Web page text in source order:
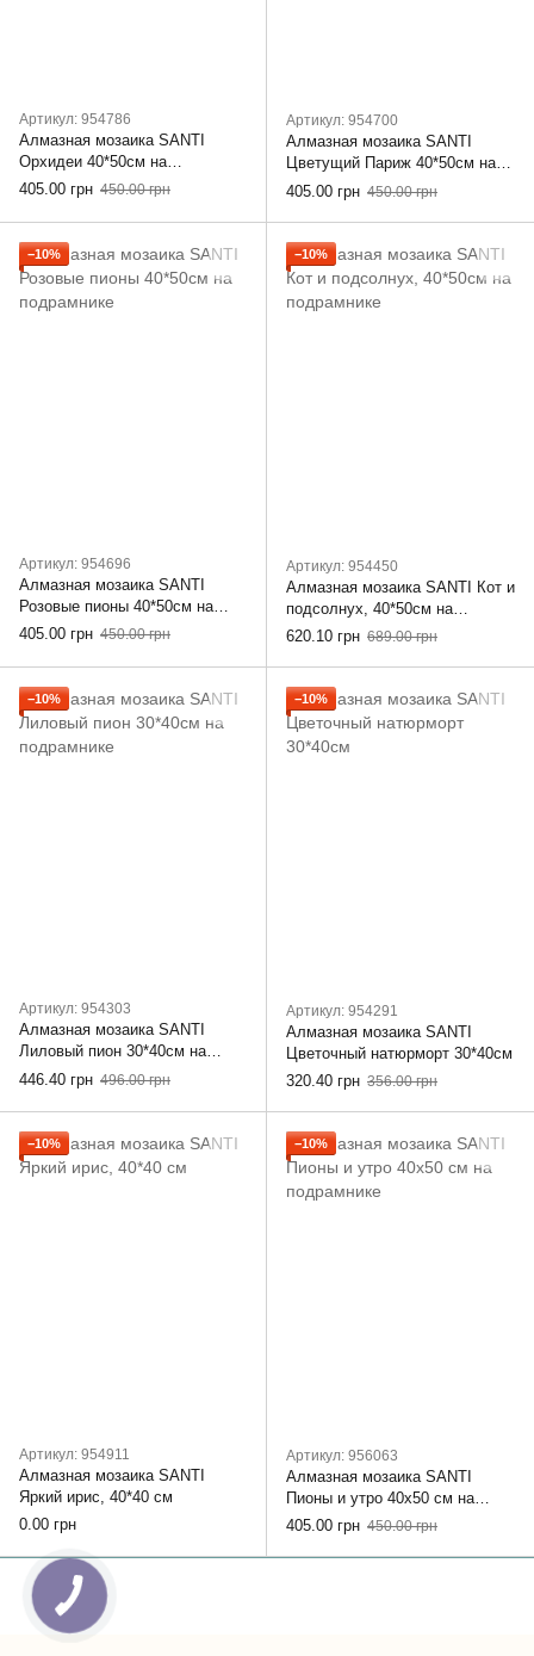
Артикул: 954786
Алмазная мозаика SANTI
Орхидеи 40*50см на
подрамнике
405.00 грн 450.00 грн
Артикул: 954700
Алмазная мозаика SANTI
Цветущий Париж 40*50см на
подрамнике
405.00 грн 450.00 грн
−10%
Артикул: 954696
Алмазная мозаика SANTI
Розовые пионы 40*50см на
подрамнике
405.00 грн 450.00 грн
−10%
Артикул: 954450
Алмазная мозаика SANTI Кот и
подсолнух, 40*50см на
подрамнике
620.10 грн 689.00 грн
−10%
Артикул: 954303
Алмазная мозаика SANTI
Лиловый пион 30*40см на
подрамнике
446.40 грн 496.00 грн
−10%
Артикул: 954291
Алмазная мозаика SANTI
Цветочный натюрморт 30*40см
320.40 грн 356.00 грн
−10%
Артикул: 954911
Алмазная мозаика SANTI
Яркий ирис, 40*40 см
0.00 грн
−10%
Артикул: 956063
Алмазная мозаика SANTI
Пионы и утро 40х50 см на
подрамнике
405.00 грн 450.00 грн